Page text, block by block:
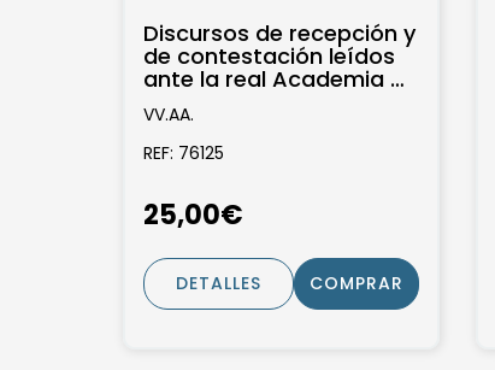
Discursos de recepción y
de contestación leídos
ante la real Academia de
ciencias morales y
políticas...
VV.AA.
REF: 76125
25,00€
DETALLES COMPRAR